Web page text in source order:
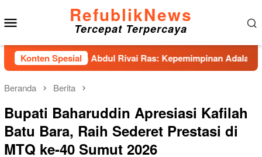
ke
konten
RefublikNews
Tercepat Terpercaya
Konten Spesial
Abdul Rivai Ras: Kepemimpinan Adalah Talenta
Beranda Berita
Bupati Baharuddin Apresiasi Kafilah
Batu Bara, Raih Sederet Prestasi di
MTQ ke-40 Sumut 2026